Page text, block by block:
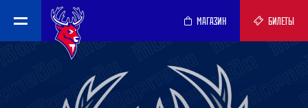
МАГАЗИН БИЛЕТЫ